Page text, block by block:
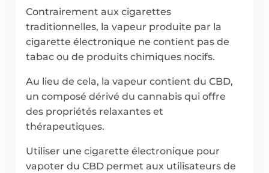
Contrairement aux cigarettes
traditionnelles, la vapeur produite par la
cigarette électronique ne contient pas de
tabac ou de produits chimiques nocifs.
Au lieu de cela, la vapeur contient du CBD,
un composé dérivé du cannabis qui offre
des propriétés relaxantes et
thérapeutiques.
Utiliser une cigarette électronique pour
vapoter du CBD permet aux utilisateurs de